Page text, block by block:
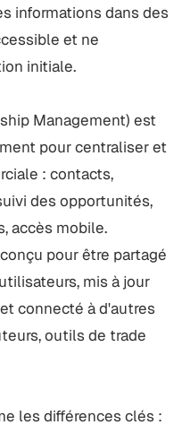
informations dans des
et ne
initiale.
Management) est
pour centraliser et
: contacts,
des opportunités,
accès mobile.
pour être partagé
mis à jour
connecté à d'autres
outils de trade
les différences clés :